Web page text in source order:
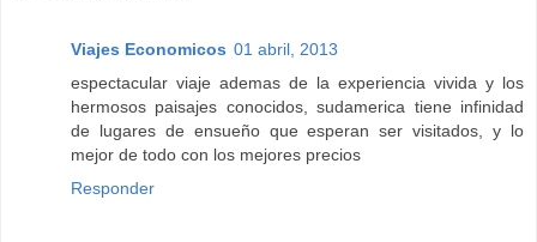
Viajes Economicos 01 abril, 2013
espectacular viaje ademas de la experiencia vivida y los
hermosos paisajes conocidos, sudamerica tiene infinidad
de lugares de ensueño que esperan ser visitados, y lo
mejor de todo con los mejores precios
Responder